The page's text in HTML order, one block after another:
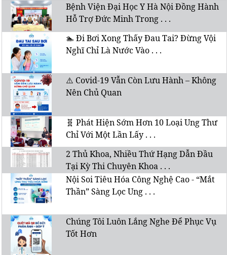
Bệnh Viện Đại Học Y Hà Nội Đồng Hành
Hỗ Trợ Đức Minh Trong . . .
🏊 Đi Bơi Xong Thấy Đau Tai? Đừng Vội
Nghĩ Chỉ Là Nước Vào . . .
⚠️ Covid-19 Vẫn Còn Lưu Hành – Không
Nên Chủ Quan
🧬 Phát Hiện Sớm Hơn 10 Loại Ung Thư
Chỉ Với Một Lần Lấy . . .
2 Thủ Khoa, Nhiều Thứ Hạng Dẫn Đầu
Tại Kỳ Thi Chuyên Khoa . . .
Nội Soi Tiêu Hóa Công Nghệ Cao - “Mắt
Thần” Sàng Lọc Ung . . .
Chúng Tôi Luôn Lắng Nghe Để Phục Vụ
Tốt Hơn